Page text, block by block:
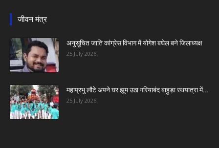
जीवन मंत्र
अनुसूचित जाति कांग्रेस विभाग में योगेश बघेल बने जिलाध्यक्ष
25 July 2026
महाप्रभु लौटे अपने घर झूम उठा गरियाबंद बाहुड़ा रथयात्रा में...
25 July 2026